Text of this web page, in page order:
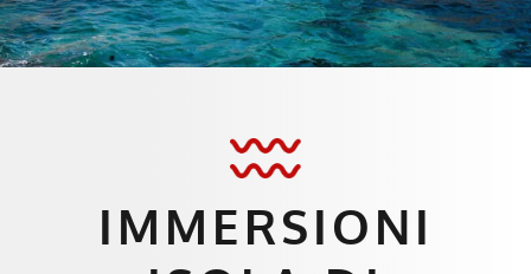
IMMERSIONI